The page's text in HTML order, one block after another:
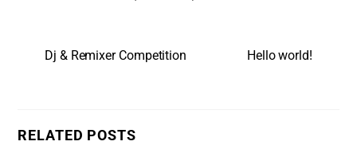
Dj & Remixer Competition Hello world!
RELATED POSTS